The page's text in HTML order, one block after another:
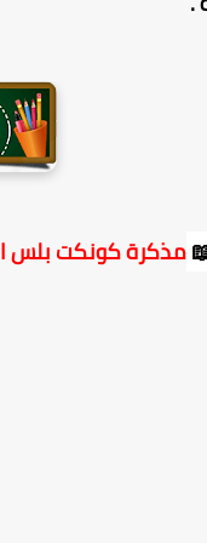
مذكرة كونكت بلس الصف